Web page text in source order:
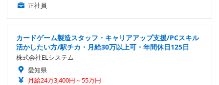
正社員
カードゲーム製造スタッフ・キャリアアップ支援/PCスキル
活かしたい方/駅チカ・月給30万以上可・年間休日125日
株式会社ELシステム
愛知県
月給24万3,400円～55万円